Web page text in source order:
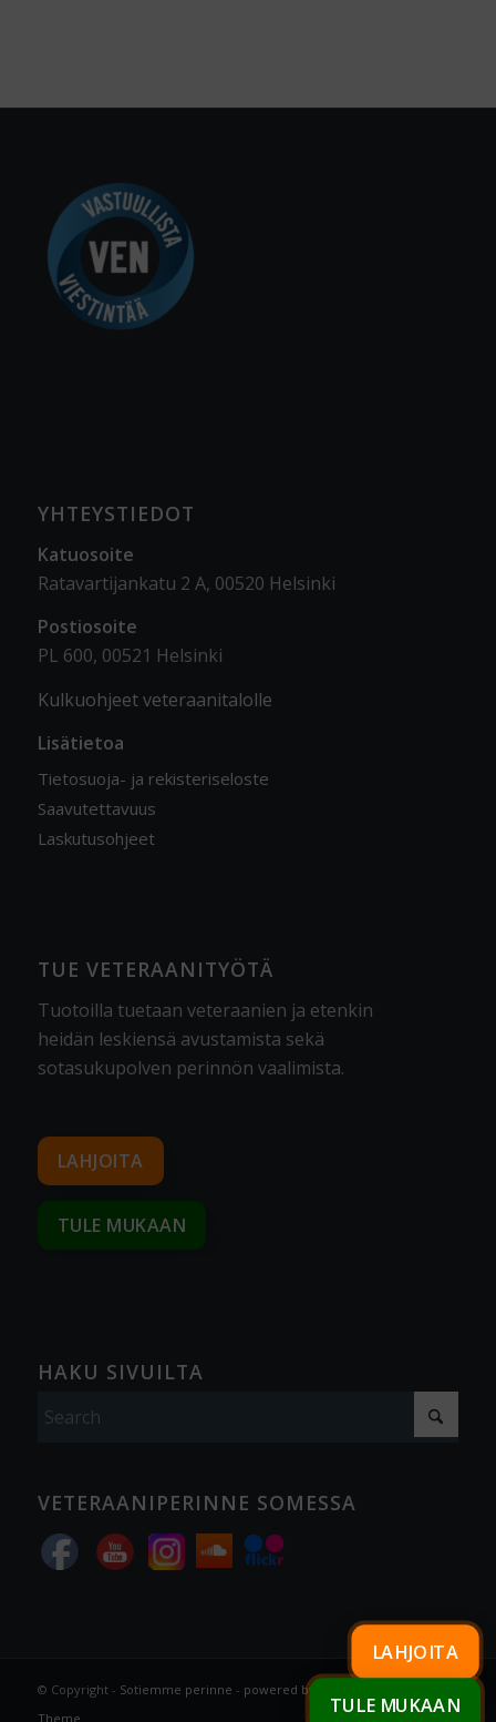
YHTEYSTIEDOT
Katuosoite
Ratavartijankatu 2 A, 00520 Helsinki
Postiosoite
PL 600, 00521 Helsinki
Kulkuohjeet veteraanitalolle
Lisätietoa
Tietosuoja- ja rekisteriseloste
Saavutettavuus
Laskutusohjeet
TUE VETERAANITYÖTÄ
Tuotoilla tuetaan veteraanien ja etenkin
heidän leskiensä avustamista sekä
sotasukupolven perinnön vaalimista.
LAHJOITA
TULE MUKAAN
HAKU SIVUILTA
VETERAANIPERINNE SOMESSA
© Copyright - Sotiemme perinne - powered by Enfold WordPress
Theme
LAHJOITA
TULE MUKAAN